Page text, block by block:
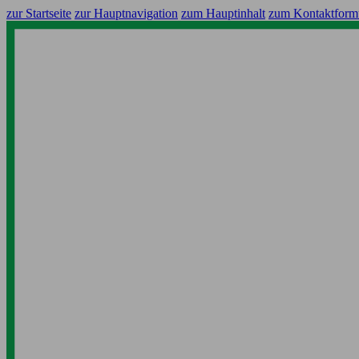
zur Startseite zur Hauptnavigation zum Hauptinhalt zum